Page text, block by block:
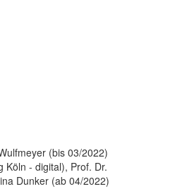
(bis 03/2022)
Köln - digital), Prof. Dr.
Dunker (ab 04/2022)